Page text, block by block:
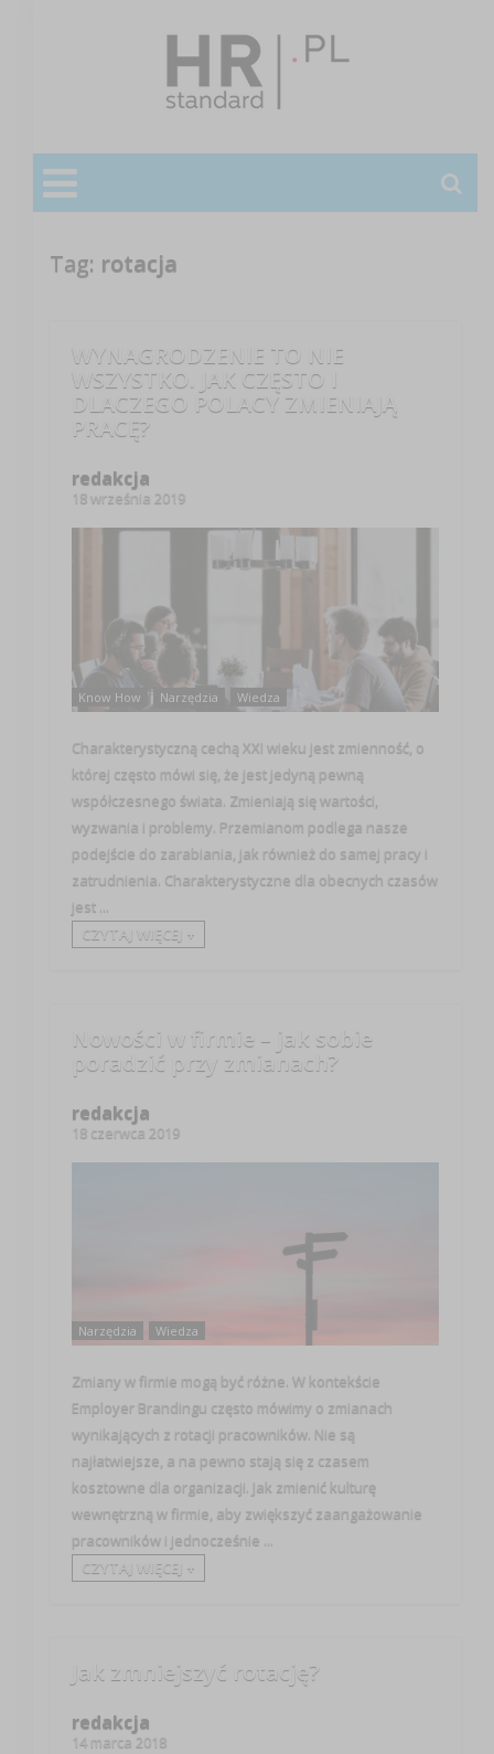
Tag: rotacja
WYNAGRODZENIE TO NIE
WSZYSTKO. JAK CZĘSTO I
DLACZEGO POLACY ZMIENIAJĄ
PRACĘ?
redakcja
18 września 2019
Know How Narzędzia Wiedza
Charakterystyczną cechą XXI wieku jest zmienność, o
której często mówi się, że jest jedyną pewną
współczesnego świata. Zmieniają się wartości,
wyzwania i problemy. Przemianom podlega nasze
podejście do zarabiania, jak również do samej pracy i
zatrudnienia. Charakterystyczne dla obecnych czasów
jest ...
CZYTAJ WIĘCEJ +
Nowości w firmie – jak sobie
poradzić przy zmianach?
redakcja
18 czerwca 2019
Narzędzia Wiedza
Zmiany w firmie mogą być różne. W kontekście
Employer Brandingu często mówimy o zmianach
wynikających z rotacji pracowników. Nie są
najłatwiejsze, a na pewno stają się z czasem
kosztowne dla organizacji. Jak zmienić kulturę
wewnętrzną w firmie, aby zwiększyć zaangażowanie
pracowników i jednocześnie ...
CZYTAJ WIĘCEJ +
Jak zmniejszyć rotację?
redakcja
14 marca 2018